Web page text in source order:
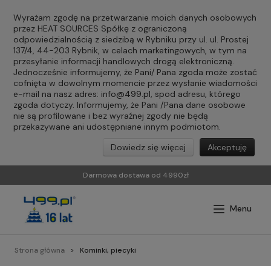
Wyrażam zgodę na przetwarzanie moich danych osobowych
przez HEAT SOURCES Spółkę z ograniczoną
odpowiedzialnością z siedzibą w Rybniku przy ul. ul. Prostej
137/4, 44-203 Rybnik, w celach marketingowych, w tym na
przesyłanie informacji handlowych drogą elektroniczną.
Jednocześnie informujemy, że Pani/ Pana zgoda może zostać
cofnięta w dowolnym momencie przez wysłanie wiadomości
e-mail na nasz adres: info@499.pl, spod adresu, którego
zgoda dotyczy. Informujemy, że Pani /Pana dane osobowe
nie są profilowane i bez wyraźnej zgody nie będą
przekazywane ani udostępniane innym podmiotom.
Akceptuję
Dowiedz się więcej
Darmowa dostawa od 4990zł
Strona główna Kominki, piecyki